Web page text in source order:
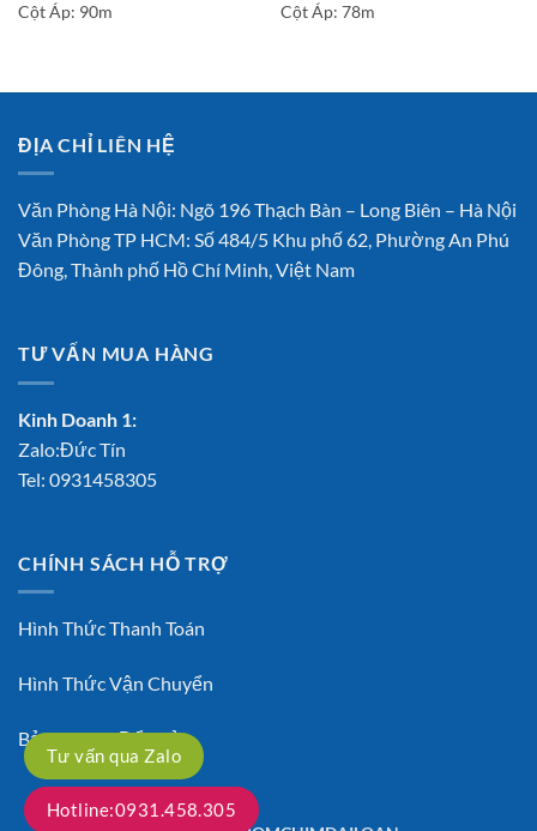
Cột Áp: 90m
Cột Áp: 78m
ĐỊA CHỈ LIÊN HỆ
Văn Phòng Hà Nội: Ngõ 196 Thạch Bàn – Long Biên – Hà Nội
Văn Phòng TP HCM: Số 484/5 Khu phố 62, Phường An Phú
Đông, Thành phố Hồ Chí Minh, Việt Nam
TƯ VẤN MUA HÀNG
Kinh Doanh 1:
Zalo:Đức Tín
Tel: 0931458305
CHÍNH SÁCH HỖ TRỢ
Hình Thức Thanh Toán
Hình Thức Vận Chuyển
Bảo Hành – Đổi Trả
Tư vấn qua Zalo
Hotline:0931.458.305